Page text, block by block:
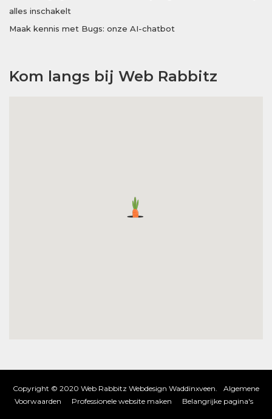
alles inschakelt
Maak kennis met Bugs: onze AI-chatbot
Kom langs bij Web Rabbitz
Copyright © 2020 Web Rabbitz Webdesign Waddinxveen.
Algemene
Voorwaarden
Professionele website maken Belangrijke pagina's